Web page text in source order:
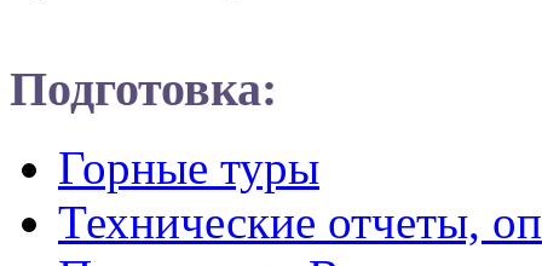
Подготовка:
Горные туры
Технические отчеты,